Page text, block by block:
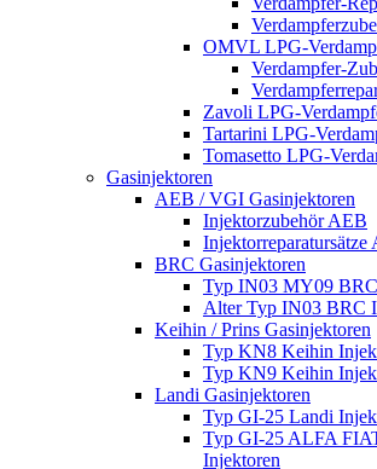
OMVL LPG-
Verdampfer-
Zavoli LPG-
Tartarini LPG-
Tomasetto LPG-
Gasinjektoren
AEB / VGI Gasinjektoren
Injektorzubehör AEB
Injektorreparatursätze
BRC Gasinjektoren
Typ IN03 MY09
Alter Typ IN03 BRC
Keihin / Prins Gasinjektoren
Typ KN8 Keihin
Typ KN9 Keihin
Landi Gasinjektoren
Typ GI-25 Landi
Typ GI-25 ALFA
Injektoren